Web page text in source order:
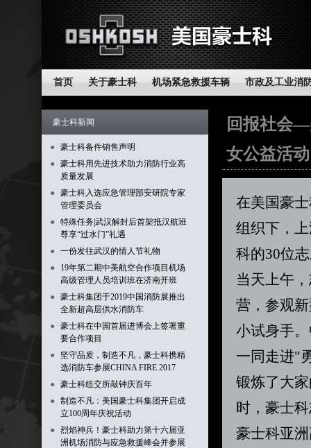
首页 关于豪士科 机场紧急救援车辆 市政及工业消
豪士科新闻
●
豪士科备件销售声明
●
豪士科用先进技术助力消防行业高
质量发展
●
豪士科入选应急管理部安研院专家
管理委员会
●
特殊任务|武汉解封后首架抵汉航班
尊享“过水门”礼遇
●
一份发往武汉的情人节礼物
●
19年第二期中美航空合作项目机场
高级管理人员培训班在济南开班
●
豪士科集团于2019中国消防展推出
全新超高层供水消防车
●
豪士科在中国首届进博会上签署重
要合作项目
●
坚守品质，制造不凡，豪士科携精
选消防车参展CHINA FIRE 2017
●
豪士科纽交所敲钟庆百年
●
制造不凡：美国豪士科集团开启成
立100周年庆祝活动
●
烈焰神兵！豪士科助力第十六届亚
洲机场消防与应急救援峰会并参展
回报社会
女公益活动
在美国豪
组织下，
科的30位
当天上午
营，参观
小试身手
一同走进"
锻炼了大
时，豪士
豪士科亚